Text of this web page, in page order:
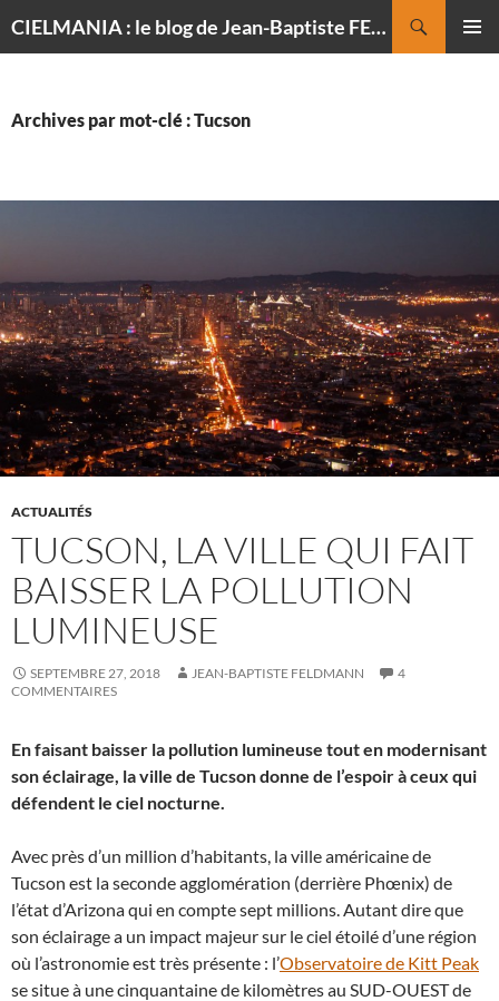
CIELMANIA : le blog de Jean-Baptiste FELDMANN, photographe du ciel
Archives par mot-clé : Tucson
ACTUALITÉS
TUCSON, LA VILLE QUI FAIT
BAISSER LA POLLUTION
LUMINEUSE
SEPTEMBRE 27, 2018 JEAN-BAPTISTE FELDMANN
4
COMMENTAIRES
En faisant baisser la pollution lumineuse tout en modernisant
son éclairage, la ville de Tucson donne de l’espoir à ceux qui
défendent le ciel nocturne.
Avec près d’un million d’habitants, la ville américaine de
Tucson est la seconde agglomération (derrière Phœnix) de
l’état d’Arizona qui en compte sept millions. Autant dire que
son éclairage a un impact majeur sur le ciel étoilé d’une région
où l’astronomie est très présente : l’Observatoire de Kitt Peak
se situe à une cinquantaine de kilomètres au SUD-OUEST de